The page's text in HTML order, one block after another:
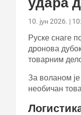
10. јун 2026. |
Руске снаге
дронова
товарним
За воланом
необичан